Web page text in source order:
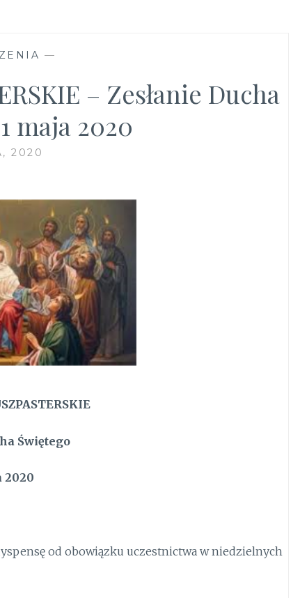
—
– Zesłanie Ducha
maja 2020
2020
Świętego
2020
od obowiązku uczestnictwa w niedzielnych